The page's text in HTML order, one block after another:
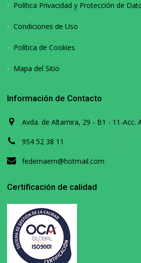
Política Privacidad y Protección de
Condiciones de Uso
Política de Cookies
Mapa del Sitio
Información de Contacto
Avda. de Altamira, 29 - B1 - 11-Acc.
954 52 38 11
fedemaem@hotmail.com
Certificación de calidad